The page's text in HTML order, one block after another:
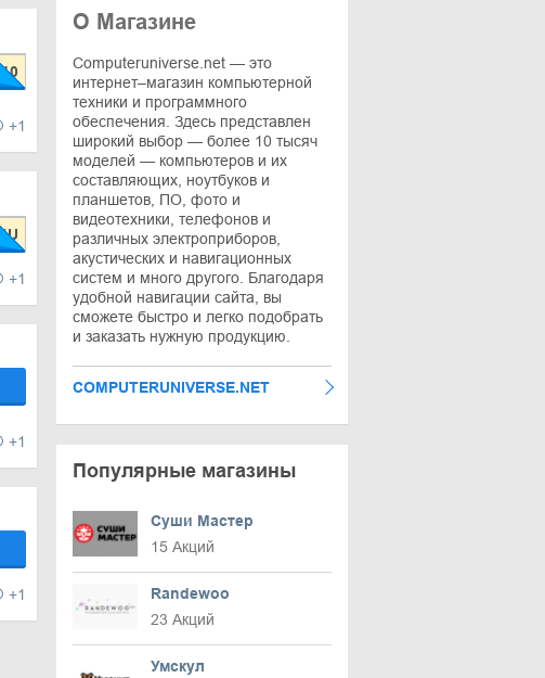
+1
+1
+1
+1
О Магазине
Computeruniverse.net — это
интернет–магазин компьютерной
техники и программного
обеспечения. Здесь представлен
широкий выбор — более 10 тысяч
моделей — компьютеров и их
составляющих, ноутбуков и
планшетов, ПО, фото и
видеотехники, телефонов и
различных электроприборов,
акустических и навигационных
систем и много другого. Благодаря
удобной навигации сайта, вы
сможете быстро и легко подобрать
и заказать нужную продукцию.
COMPUTERUNIVERSE.NET
Популярные магазины
Суши Мастер
15 Акций
Randewoo
23 Акций
Умскул